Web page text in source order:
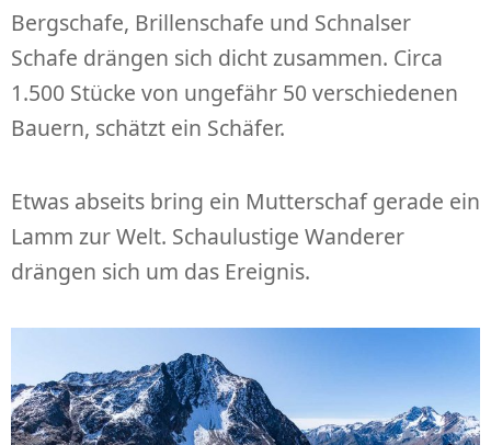
Bergschafe, Brillenschafe und Schnalser
Schafe drängen sich dicht zusammen. Circa
1.500 Stücke von ungefähr 50 verschiedenen
Bauern, schätzt ein Schäfer.
Etwas abseits bring ein Mutterschaf gerade ein
Lamm zur Welt. Schaulustige Wanderer
drängen sich um das Ereignis.